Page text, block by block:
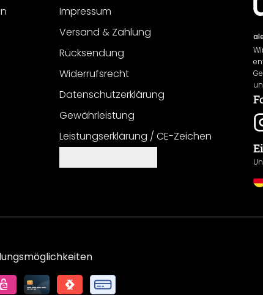
Impressum
Versand & Zahlung
Rücksendung
Widerrufsrecht
Datenschutzerklärung
Gewährleistung
Leistungserklärung / CE-Zeichen